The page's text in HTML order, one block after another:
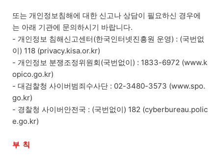
또는 개인정보침해에 대한 신고나 상담이 필요하신 경우에
는 아래 기관에 문의하시기 바랍니다.
- 개인정보 침해신고센터(한국인터넷진흥원 운영) : (국번없
이) 118 (privacy.kisa.or.kr)
- 개인정보 분쟁조정위원회(국번없이) : 1833-6972 (www.k
opico.go.kr)
- 대검찰청 사이버범죄수사단 : 02-3480-3573 (www.spo.
go.kr)
- 경찰청 사이버안전국 : (국번없이) 182 (cyberbureau.polic
e.go.kr)
부 칙